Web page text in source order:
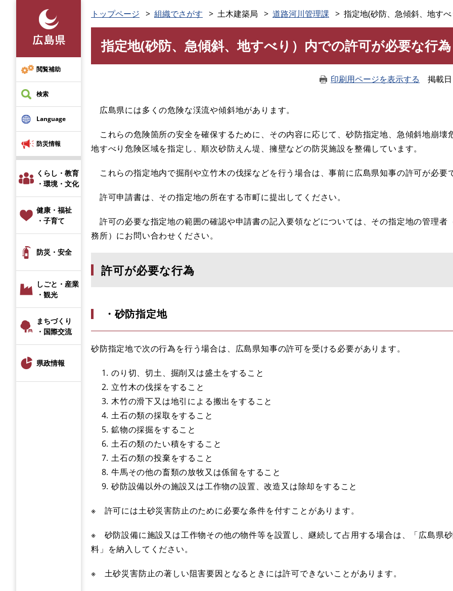
先
頭
で
す
閲覧補助
検索
Language
防災情報
くらし・教育
・環境・文化
健康・福祉
・子育て
防災・安全
しごと・産業
・観光
まちづくり
・国際交流
県政情報
トップページ 組織でさがす 土木建築局 道路河川管理課 指定地(砂防、急傾斜、地す
指定地(砂防、急傾斜、地すべり）内での許可が必要な行為
印刷用ページを表示する 掲載日
広島県には多くの危険な渓流や傾斜地があります。
これらの危険箇所の安全を確保するために、その内容に応じて、砂防指定地、急傾斜地崩壊
地すべり危険区域を指定し、順次砂防えん堤、擁壁などの防災施設を整備しています。
これらの指定地内で掘削や立竹木の伐採などを行う場合は、事前に広島県知事の許可が必要で
許可申請書は、その指定地の所在する市町に提出してください。
許可の必要な指定地の範囲の確認や申請書の記入要領などについては、その指定地の管理者
務所）にお問い合わせください。
許可が必要な行為
・砂防指定地
砂防指定地で次の行為を行う場合は、広島県知事の許可を受ける必要があります。
のり切、切土、掘削又は盛土をすること
立竹木の伐採をすること
木竹の滑下又は地引による搬出をすること
土石の類の採取をすること
鉱物の採掘をすること
土石の類のたい積をすること
土石の類の投棄をすること
牛馬その他の畜類の放牧又は係留をすること
砂防設備以外の施設又は工作物の設置、改造又は除却をすること
※ 許可には土砂災害防止のために必要な条件を付すことがあります。
※ 砂防設備に施設又は工作物その他の物件等を設置し、継続して占用する場合は、「広島県
料」を納入してください。
※ 土砂災害防止の著しい阻害要因となるときには許可できないことがあります。